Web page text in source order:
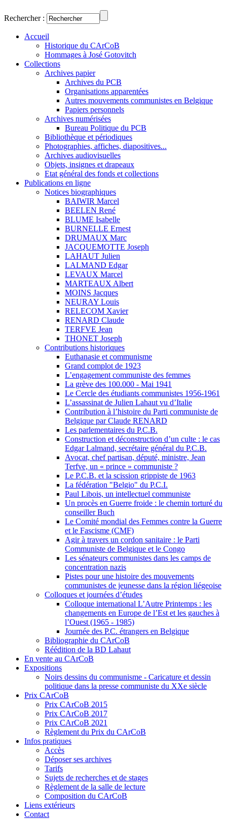
Rechercher :
Accueil
Historique du CArCoB
Hommages à José Gotovitch
Collections
Archives papier
Archives du PCB
Organisations apparentées
Autres mouvements communistes en Belgique
Papiers personnels
Archives numérisées
Bureau Politique du PCB
Bibliothèque et périodiques
Photographies, affiches, diapositives...
Archives audiovisuelles
Objets, insignes et drapeaux
Etat général des fonds et collections
Publications en ligne
Notices biographiques
BAIWIR Marcel
BEELEN René
BLUME Isabelle
BURNELLE Ernest
DRUMAUX Marc
JACQUEMOTTE Joseph
LAHAUT Julien
LALMAND Edgar
LEVAUX Marcel
MARTEAUX Albert
MOINS Jacques
NEURAY Louis
RELECOM Xavier
RENARD Claude
TERFVE Jean
THONET Joseph
Contributions historiques
Euthanasie et communisme
Grand complot de 1923
L’engagement communiste des femmes
La grève des 100.000 - Mai 1941
Le Cercle des étudiants communistes 1956-1961
L’assassinat de Julien Lahaut vu d’Italie
Contribution à l’histoire du Parti communiste de
Belgique par Claude RENARD
Les parlementaires du P.C.B.
Construction et déconstruction d’un culte : le cas
Edgar Lalmand, secrétaire général du P.C.B.
Avocat, chef partisan, député, ministre, Jean
Terfve, un « prince » communiste ?
Le P.C.B. et la scission grippiste de 1963
La fédération "Belgio" du P.C.I.
Paul Libois, un intellectuel communiste
Un procès en Guerre froide : le chemin torturé du
conseiller Buch
Le Comité mondial des Femmes contre la Guerre
et le Fascisme (CMF)
Agir à travers un cordon sanitaire : le Parti
Communiste de Belgique et le Congo
Les sénateurs communistes dans les camps de
concentration nazis
Pistes pour une histoire des mouvements
communistes de jeunesse dans la région liégeoise
Colloques et journées d’études
Colloque international L’Autre Printemps : les
changements en Europe de l’Est et les gauches à
l’Ouest (1965 - 1985)
Journée des P.C. étrangers en Belgique
Bibliographie du CArCoB
Réédition de la BD Lahaut
En vente au CArCoB
Expositions
Noirs dessins du communisme - Caricature et dessin
politique dans la presse communiste du XXe siècle
Prix CArCoB
Prix CArCoB 2015
Prix CArCoB 2017
Prix CArCoB 2021
Règlement du Prix du CArCoB
Infos pratiques
Accès
Déposer ses archives
Tarifs
Sujets de recherches et de stages
Règlement de la salle de lecture
Composition du CArCoB
Liens extérieurs
Contact